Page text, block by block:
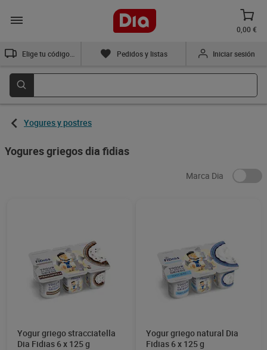
0,00 €
Pedidos y listas Iniciar sesión
Yogures y postres
Yogures griegos dia fidias
Marca Dia
Yogur griego stracciatella
Dia Fidias 6 x 125 g
Yogur griego natural Dia
Fidias 6 x 125 g